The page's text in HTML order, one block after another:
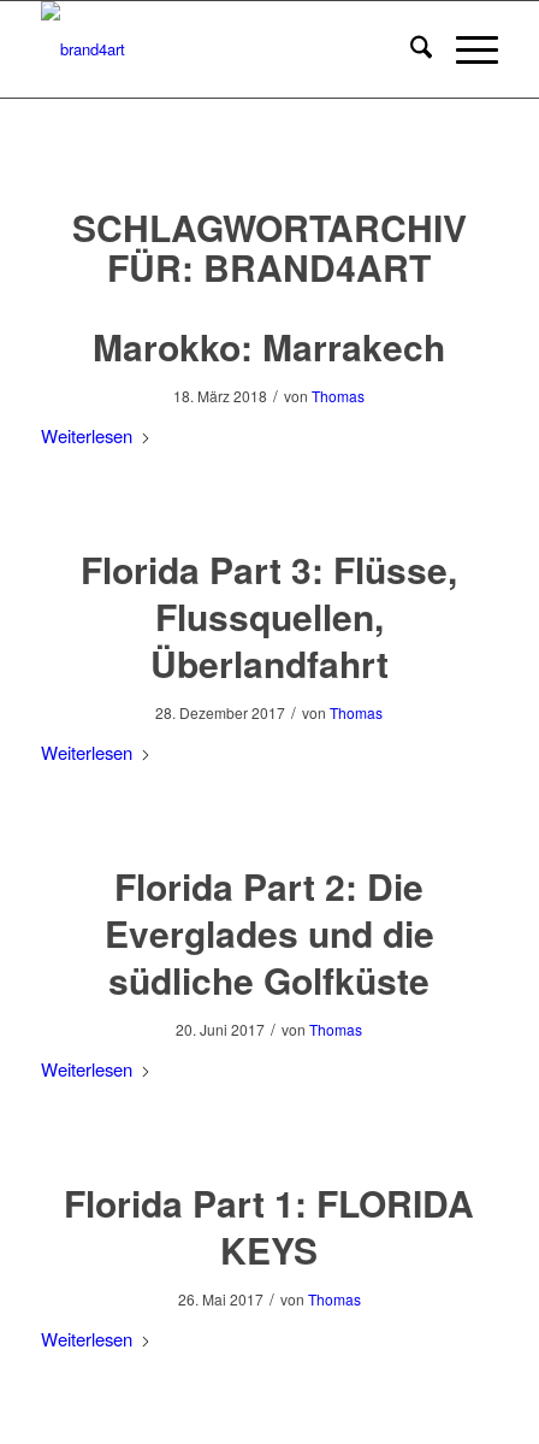
SCHLAGWORTARCHIV
FÜR: BRAND4ART
Marokko: Marrakech
18. März 2018 / vonThomas
Weiterlesen
Florida Part 3: Flüsse,
Flussquellen,
Überlandfahrt
28. Dezember 2017 / vonThomas
Weiterlesen
Florida Part 2: Die
Everglades und die
südliche Golfküste
20. Juni 2017 / vonThomas
Weiterlesen
Florida Part 1: FLORIDA
KEYS
26. Mai 2017 / von Thomas
Weiterlesen